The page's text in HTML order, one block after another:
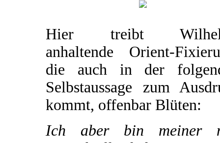
Hier treibt
anhaltende Orient-
die auch in der
Selbstaussage zum
kommt, offenbar Blüten:
Ich aber bin meiner